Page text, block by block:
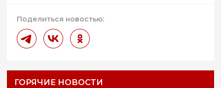
Поделиться новостью:
ГОРЯЧИЕ НОВОСТИ